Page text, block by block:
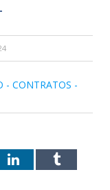
- CONTRATOS -
LinkedInTumblr